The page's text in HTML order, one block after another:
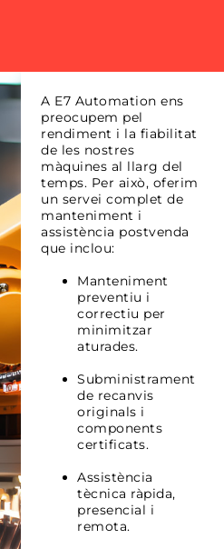
A E7 Automation ens
preocupem pel
rendiment i la fiabilitat
de les nostres
màquines al llarg del
temps. Per això, oferim
un servei complet de
manteniment i
assistència postvenda
que inclou:
Manteniment
preventiu i
correctiu per
minimitzar
aturades.
Subministrament
de recanvis
originals i
components
certificats.
Assistència
tècnica ràpida,
presencial i
remota.